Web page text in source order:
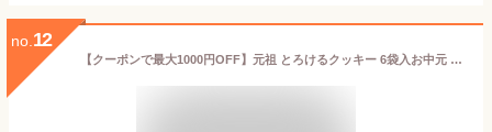
no. 12
【クーポンで最大1000円OFF】元祖 とろけるクッキー 6袋入お中元 夏ギフト 内祝 御礼 退職 お祝 お返し 焼き菓子 詰め合わせ 個包装 クッキー チョコ チョコレート スイーツ お菓子 洋菓子 プレゼント 手土産 誕生日 出産祝 お土産 プチギフト